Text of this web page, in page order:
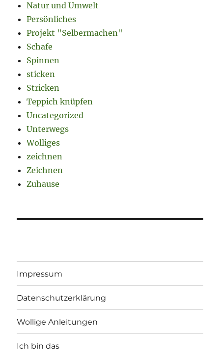
Natur und Umwelt
Persönliches
Projekt "Selbermachen"
Schafe
Spinnen
sticken
Stricken
Teppich knüpfen
Uncategorized
Unterwegs
Wolliges
zeichnen
Zeichnen
Zuhause
Impressum
Datenschutzerklärung
Wollige Anleitungen
Ich bin das